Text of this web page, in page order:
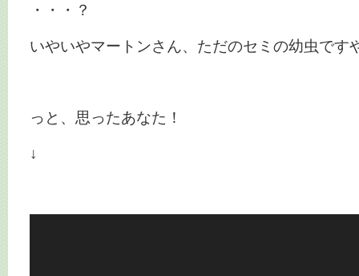
・・・？
いやいやマートンさん、ただのセミの幼虫です
っと、思ったあなた！
↓